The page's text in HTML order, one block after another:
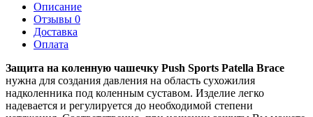
Описание
Отзывы 0
Доставка
Оплата
Защита на коленную чашечку Push Sports Patella Brace
нужна для создания давления на область сухожилия
надколенника под коленным суставом. Изделие легко
надевается и регулируется до необходимой степени